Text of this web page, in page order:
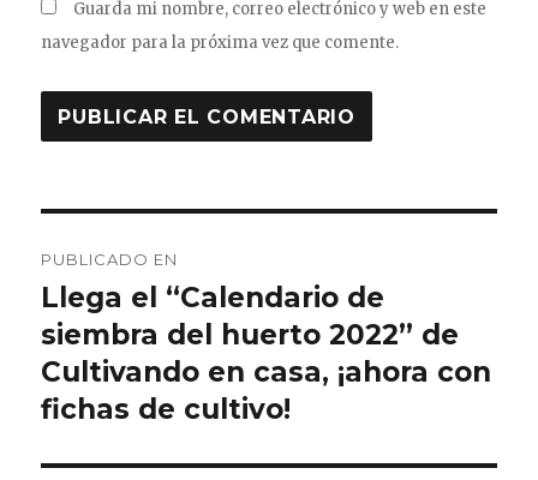
Guarda mi nombre, correo electrónico y web en este
navegador para la próxima vez que comente.
de
entradas
PUBLICADO EN
Llega el “Calendario de
siembra del huerto 2022” de
Cultivando en casa, ¡ahora con
fichas de cultivo!